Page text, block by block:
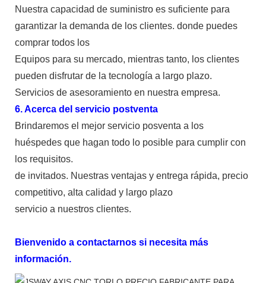
Nuestra capacidad de suministro es suficiente para
garantizar la demanda de los clientes. donde puedes
comprar todos los
Equipos para su mercado, mientras tanto, los clientes
pueden disfrutar de la tecnología a largo plazo.
Servicios de asesoramiento en nuestra empresa.
6. Acerca del servicio postventa
Brindaremos el mejor servicio posventa a los
huéspedes que hagan todo lo posible para cumplir con
los requisitos.
de invitados. Nuestras ventajas y entrega rápida, precio
competitivo, alta calidad y largo plazo
servicio a nuestros clientes.
Bienvenido a contactarnos si necesita más
información.